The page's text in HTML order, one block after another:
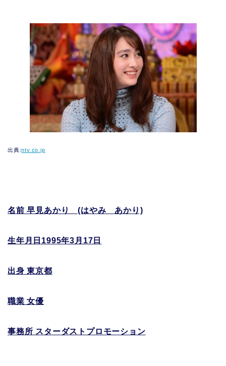
出典:ntv.co.jp
名前 早見あかり (はやみ あかり)
生年月日1995年3月17日
出身 東京都
職業 女優
事務所 スターダストプロモーション